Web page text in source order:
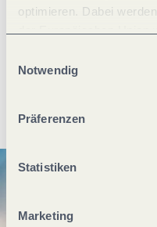
optimieren. Dabei
jederzeit widerrufen
ablehnen" kann es zu
Notwendig
Präferenzen
Statistiken
Marketing
Was möchtest du als